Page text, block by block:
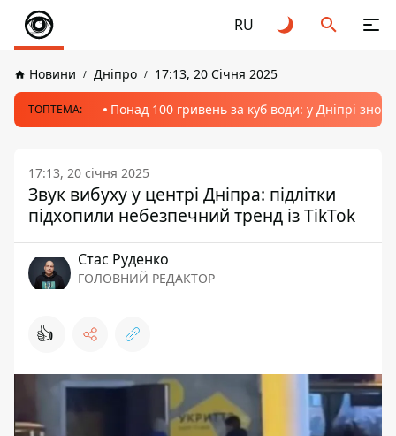
RU
Новини Дніпро 17:13, 20 Січня 2025
ТОПТЕМА: Понад 100 гривень за куб води: у Дніпрі
17:13, 20 січня 2025
Звук вибуху у центрі Дніпра: підлітки
підхопили небезпечний тренд із TikTok
Стас Руденко
ГОЛОВНИЙ РЕДАКТОР
👍